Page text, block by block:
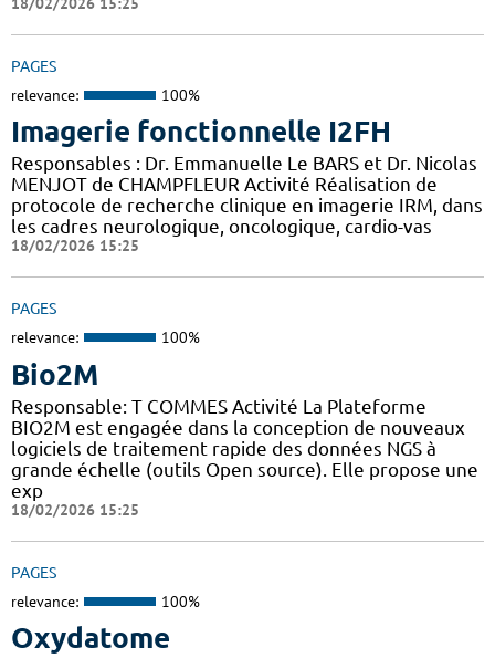
PAGES
relevance: 100%
Imagerie fonctionnelle I2FH
Responsables : Dr. Emmanuelle Le BARS et Dr. Nicolas
MENJOT de CHAMPFLEUR Activité Réalisation de
protocole de recherche clinique en imagerie IRM, dans
les cadres neurologique, oncologique, cardio-vas
18/02/2026 15:25
PAGES
relevance: 100%
Bio2M
Responsable: T COMMES Activité La Plateforme
BIO2M est engagée dans la conception de nouveaux
logiciels de traitement rapide des données NGS à
grande échelle (outils Open source). Elle propose une
exp
18/02/2026 15:25
PAGES
relevance: 100%
Oxydatome